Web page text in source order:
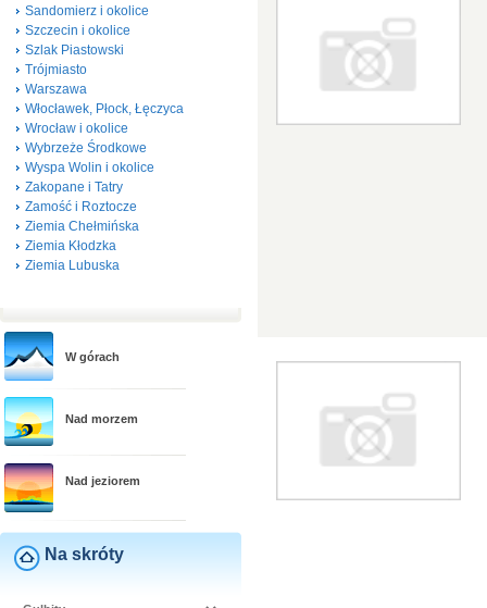
Sandomierz i okolice
Szczecin i okolice
Szlak Piastowski
Trójmiasto
Warszawa
Włocławek, Płock, Łęczyca
Wrocław i okolice
Wybrzeże Środkowe
Wyspa Wolin i okolice
Zakopane i Tatry
Zamość i Roztocze
Ziemia Chełmińska
Ziemia Kłodzka
Ziemia Lubuska
W górach
Nad morzem
Nad jeziorem
Na skróty